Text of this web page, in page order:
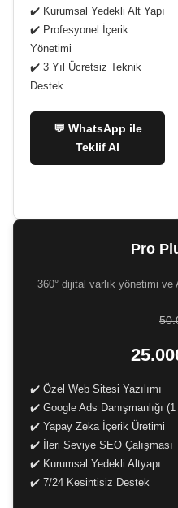
✔️ Kurumsal Yedekli Alt Yapı
✔️ Profesyonel İçerik
Yönetimi
✔️ 3 Yıl Ücretsiz Teknik
Destek
💬 WhatsApp ile
Teklif Al
Pro
360° dijital varlık yönetimi ve
✔️ Özel Web Sitesi Yazılımı
✔️ Google Ads Danışmanlığı
✔️ Yapay Zeka İçerik Üretimi
✔️ İleri Seviye SEO Çalışması
✔️ Kurumsal Yedekli Altyapı
✔️ 7/24 Kesintisiz Destek